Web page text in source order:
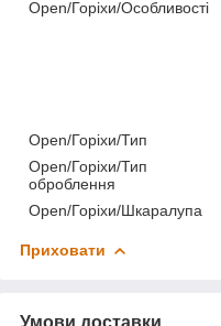
Open/Горіхи/Особливості
Open/Горіхи/Тип
Open/Горіхи/Тип
оброблення
Open/Горіхи/Шкаралупа
Приховати
Умови доставки